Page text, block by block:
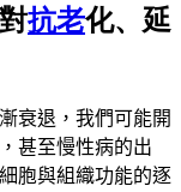
抗老化、延
衰退，我們可能開
甚至慢性病的出
胞與組織功能的逐